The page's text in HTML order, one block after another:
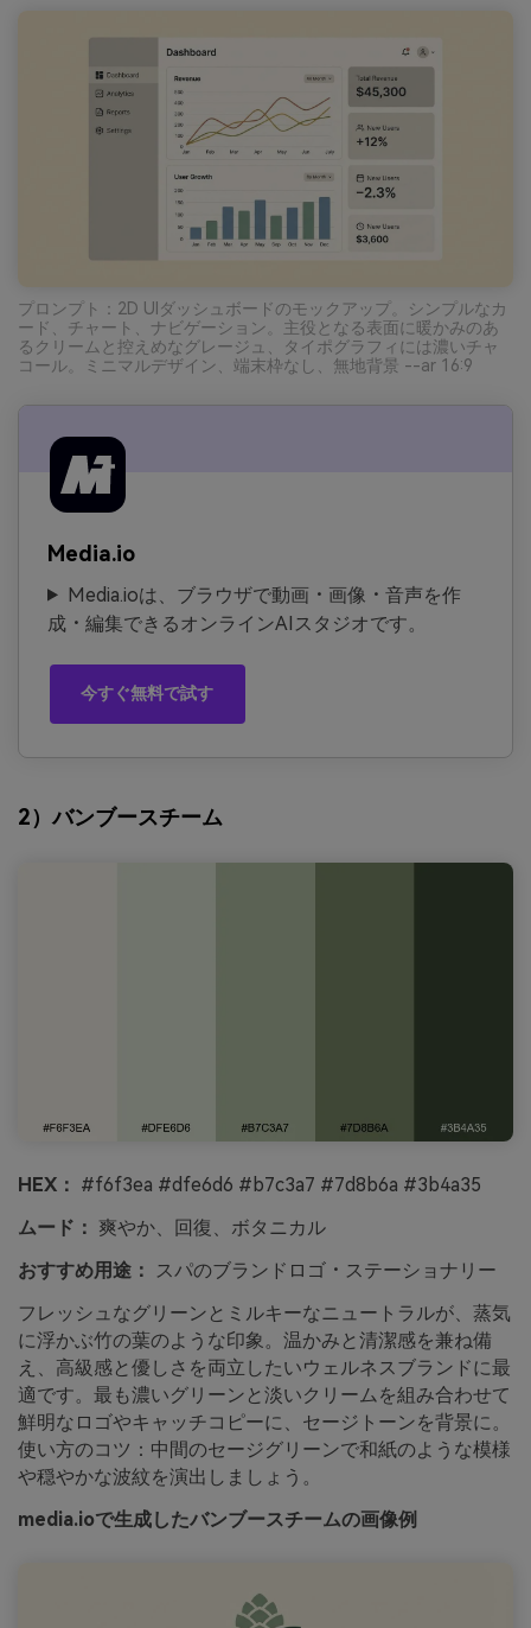
プロンプト：2D UIダッシュボードのモックアップ。シンプルなカ
ード、チャート、ナビゲーション。主役となる表面に暖かみのあ
るクリームと控えめなグレージュ、タイポグラフィには濃いチャ
コール。ミニマルデザイン、端末枠なし、無地背景 --ar 16:9
Media.io
Media.ioは、ブラウザで動画・画像・音声を作
成・編集できるオンラインAIスタジオです。
今すぐ無料で試す
2）バンブースチーム
HEX： #f6f3ea #dfe6d6 #b7c3a7 #7d8b6a #3b4a35
ムード： 爽やか、回復、ボタニカル
おすすめ用途： スパのブランドロゴ・ステーショナリー
フレッシュなグリーンとミルキーなニュートラルが、蒸気
に浮かぶ竹の葉のような印象。温かみと清潔感を兼ね備
え、高級感と優しさを両立したいウェルネスブランドに最
適です。最も濃いグリーンと淡いクリームを組み合わせて
鮮明なロゴやキャッチコピーに、セージトーンを背景に。
使い方のコツ：中間のセージグリーンで和紙のような模様
や穏やかな波紋を演出しましょう。
media.ioで生成したバンブースチームの画像例